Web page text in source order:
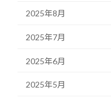
2025年8月
2025年7月
2025年6月
2025年5月